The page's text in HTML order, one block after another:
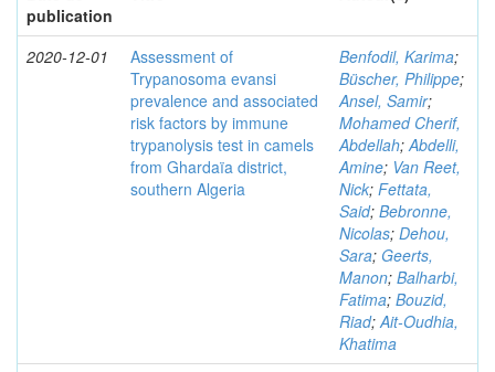
publication
2020-12-01
Assessment of
Trypanosoma evansi
prevalence and associated
risk factors by immune
trypanolysis test in camels
from Ghardaïa district,
southern Algeria
Benfodil, Karima;
Büscher, Philippe;
Ansel, Samir;
Mohamed Cherif,
Abdellah;Abdelli,
Amine; Van Reet,
Nick; Fettata,
Said; Bebronne,
Nicolas; Dehou,
Sara; Geerts,
Manon; Balharbi,
Fatima; Bouzid,
Riad;Ait-Oudhia,
Khatima